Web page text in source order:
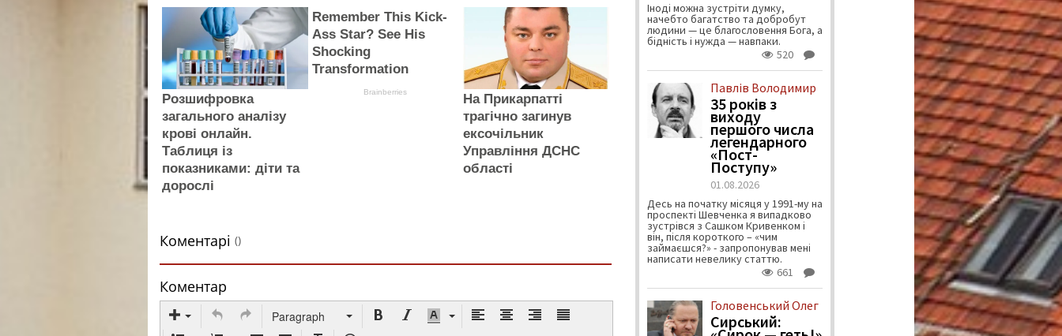
Розшифровка
загального аналізу
крові онлайн.
Таблиця із
показниками: діти та
дорослі
Remember This Kick-
Ass Star? See His
Shocking
Transformation
Brainberries
На Прикарпатті
трагічно загинув
ексочільник
Управління ДСНС
області
Коментарі ()
Коментар
Paragraph
Іноді можна зустріти думку,
начебто багатство та добробут
людини — це благословення Бога, а
бідність і нужда — навпаки.
520
Павлів Володимир
35 років з
виходу
першого числа
легендарного
«Пост-
Поступу»
01.08.2026
Десь на початку місяця у 1991-му на
проспекті Шевченка я випадково
зустрівся з Сашком Кривенком і
він, після короткого – «чим
займаєшся?» - запропонував мені
написати невелику статтю.
661
Головенський Олег
Сирський: